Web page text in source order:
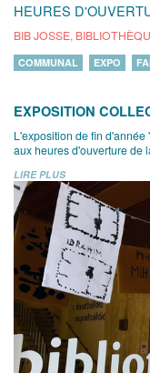
HEURES
BIB JOSSE,
COMMUNAL EXPO
EXPOSITION
L'exposition de fin
aux heures d'ouverture de
LIRE PLUS